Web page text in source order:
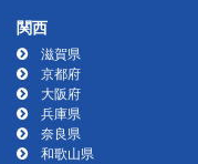
関西
滋賀県
京都府
大阪府
兵庫県
奈良県
和歌山県